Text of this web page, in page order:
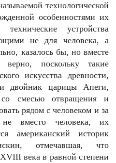
технологической
особенностями их
технические устройства
не для человека, а
казалось бы, но вместе
поскольку такие
искусства древности,
двойник царицы Апеги,
смесью отвращения и
рядом с человеком и за
вместо человека, их
американский историк
отмечавшая, что
века в равной степени